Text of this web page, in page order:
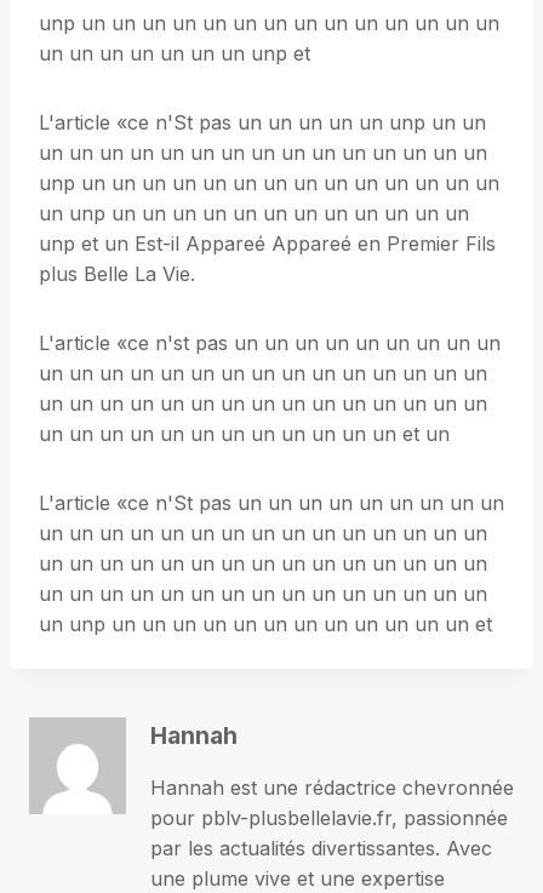
unp un un un un un un un un un un un un un un
un un un un un un un unp et
L'article «ce n'St pas un un un un un unp un un
un un un un un un un un un un un un un un un
unp un un un un un un un un un un un un un un
un unp un un un un un un un un un un un un
unp et un Est-il Appareé Appareé en Premier Fils
plus Belle La Vie.
L'article «ce n'st pas un un un un un un un un un
un un un un un un un un un un un un un un un
un un un un un un un un un un un un un un un
un un un un un un un un un un un un et un
L'article «ce n'St pas un un un un un un un un un
un un un un un un un un un un un un un un un
un un un un un un un un un un un un un un un
un un un un un un un un un un un un un un un
un unp un un un un un un un un un un un un et
Hannah
Hannah est une rédactrice chevronnée
pour pblv-plusbellelavie.fr, passionnée
par les actualités divertissantes. Avec
une plume vive et une expertise